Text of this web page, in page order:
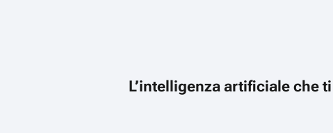
L’intelligenza artificiale che